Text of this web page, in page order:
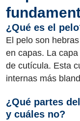
¿Qué es el
El pelo son
en capas. La
de cutícula. Esta
internas más
¿Qué partes
y cuáles no?